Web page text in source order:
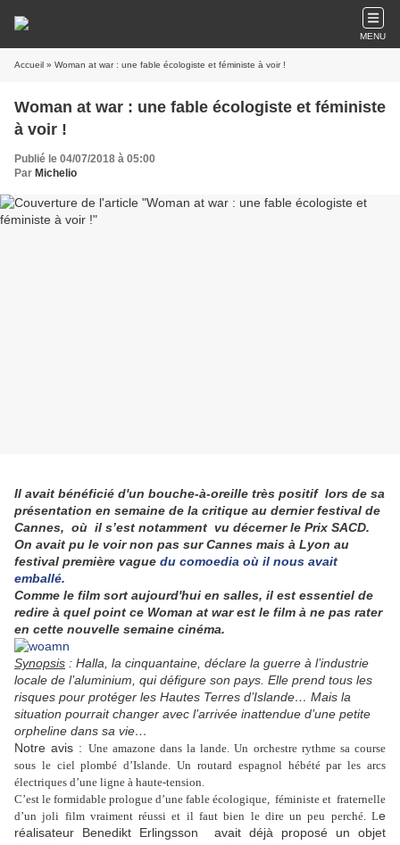
MENU
Accueil » Woman at war : une fable écologiste et féministe à voir !
Woman at war : une fable écologiste et féministe
à voir !
Publié le 04/07/2018 à 05:00
Par Michelio
Il avait bénéficié d'un bouche-à-oreille très positif lors de sa
présentation en semaine de la critique au dernier festival de
Cannes, où il s’est notamment vu décerner le Prix SACD.
On avait pu le voir non pas sur Cannes mais à Lyon au
festival première vague du comoedia où il nous avait
emballé.
Comme le film sort aujourd'hui en salles, il est essentiel de
redire à quel point ce Woman at war est le film à ne pas rater
en cette nouvelle semaine cinéma.
Synopsis : Halla, la cinquantaine, déclare la guerre à l’industrie
locale de l’aluminium, qui défigure son pays. Elle prend tous les
risques pour protéger les Hautes Terres d’Islande… Mais la
situation pourrait changer avec l’arrivée inattendue d’une petite
orpheline dans sa vie…
Notre avis : Une amazone dans la lande. Un orchestre rythme sa course
sous le ciel plombé d’Islande. Un routard espagnol hébété par les arcs
électriques d’une ligne à haute-tension.
C’est le formidable prologue d’une fable écologique, féministe et fraternelle
d’un joli film vraiment réussi et il faut bien le dire un peu perché. Le
réalisateur Benedikt Erlingsson avait déjà proposé un objet